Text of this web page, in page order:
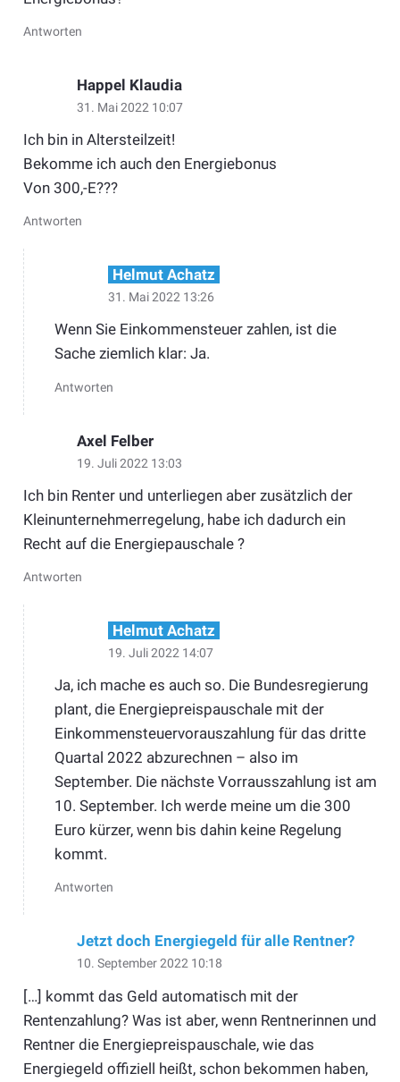
Antworten
Happel Klaudia
31. Mai 2022 10:07
Ich bin in Altersteilzeit!
Bekomme ich auch den Energiebonus
Von 300,-E???
Antworten
Helmut Achatz
31. Mai 2022 13:26
Wenn Sie Einkommensteuer zahlen, ist die
Sache ziemlich klar: Ja.
Antworten
Axel Felber
19. Juli 2022 13:03
Ich bin Renter und unterliegen aber zusätzlich der
Kleinunternehmerregelung, habe ich dadurch ein
Recht auf die Energiepauschale ?
Antworten
Helmut Achatz
19. Juli 2022 14:07
Ja, ich mache es auch so. Die Bundesregierung
plant, die Energiepreispauschale mit der
Einkommensteuervorauszahlung für das dritte
Quartal 2022 abzurechnen – also im
September. Die nächste Vorrausszahlung ist am
10. September. Ich werde meine um die 300
Euro kürzer, wenn bis dahin keine Regelung
kommt.
Antworten
Jetzt doch Energiegeld für alle Rentner?
10. September 2022 10:18
[…] kommt das Geld automatisch mit der
Rentenzahlung? Was ist aber, wenn Rentnerinnen und
Rentner die Energiepreispauschale, wie das
Energiegeld offiziell heißt, schon bekommen haben,